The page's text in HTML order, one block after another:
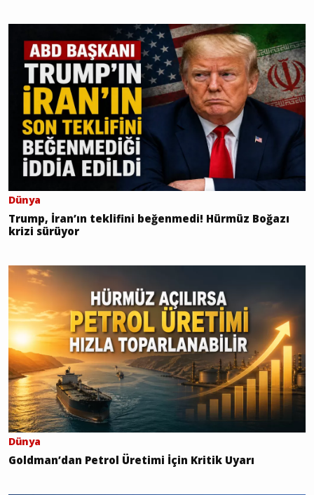
Dünya
Trump, İran’ın teklifini beğenmedi! Hürmüz Boğazı
krizi sürüyor
Dünya
Goldman’dan Petrol Üretimi İçin Kritik Uyarı